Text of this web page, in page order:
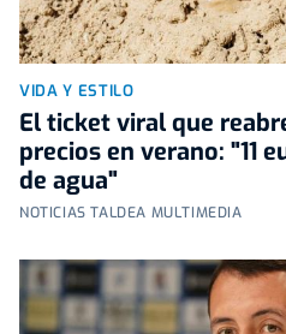
VIDA Y ESTILO
El ticket viral que
precios en verano: "11
de agua"
NOTICIAS TALDEA MULTIMEDIA